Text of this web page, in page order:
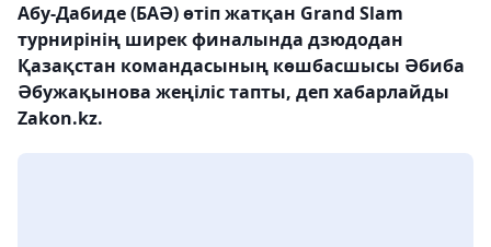
Абу-Дабиде (БАӘ) өтіп жатқан Grand Slam
турнирінің ширек финалында дзюдодан
Қазақстан командасының көшбасшысы Әбиба
Әбужақынова жеңіліс тапты, деп хабарлайды
Zakon.kz.